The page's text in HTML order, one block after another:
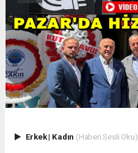
Erkek| Kadın (Haberi Sesli Oku)